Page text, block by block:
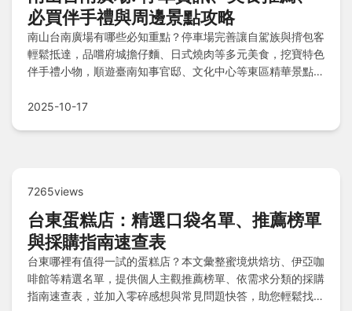
必買伴手禮與周邊景點攻略
南山台南廣場有哪些必知重點？停車場完善讓自駕族與揹包客
輕鬆抵達，品嚐府城擔仔麵、日式燒肉等多元美食，挖寶特色
伴手禮小物，順遊臺南知事官邸、文化中心等東區精華景點，
2025-10-17
7265views
台東蛋糕店：精選口袋名單、推薦榜單
與採購指南速查表
台東哪裡有值得一試的蛋糕店？本文彙整蜜境烘焙坊、伊亞咖
啡館等精選名單，提供個人主觀推薦榜單、依需求分類的採購
指南速查表，並加入零碎感想與常見問題快答，助您輕鬆找到